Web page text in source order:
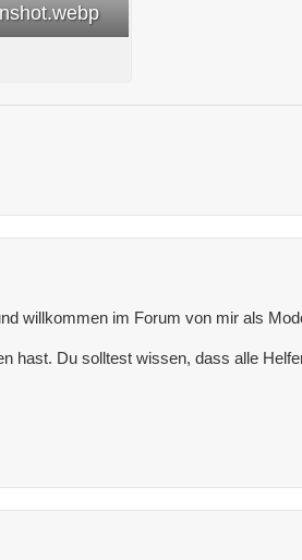
willkommen im Forum von mir als
hast. Du solltest wissen, dass alle